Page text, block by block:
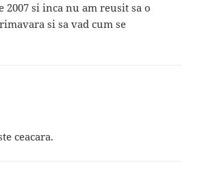
2007 si inca nu am reusit sa o
si sa vad cum se
ceacara.